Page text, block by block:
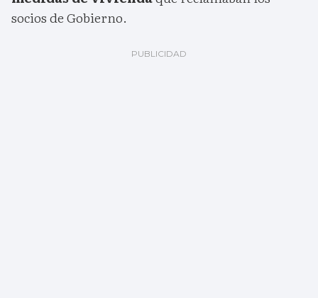
socios de Gobierno.